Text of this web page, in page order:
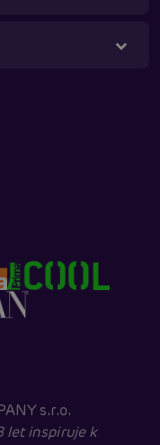
s.r.o.
let inspiruje k